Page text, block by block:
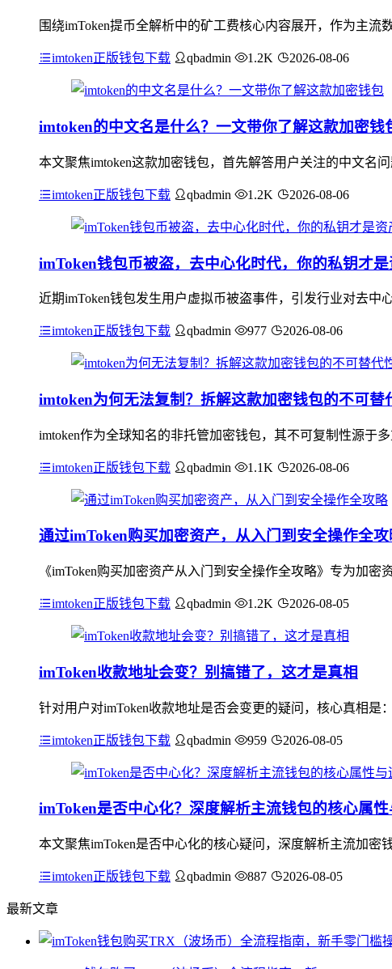
围绕imToken提币全解析中的矿工费核心内容展开，作为主
imtoken正版钱包下载 qbadmin 1.2K 2026-08-06
imtoken的中文名是什么？一文带你了解这款加密钱
本文聚焦imtoken这款加密钱包，首先解答用户关注的中文名
imtoken正版钱包下载 qbadmin 1.2K 2026-08-06
imToken钱包币被盗，去中心化时代，你的私钥才
近期imToken钱包发生用户虚拟币被盗事件，引发行业对去
imtoken正版钱包下载 qbadmin 977 2026-08-06
imtoken为何无法复制？拆解这款加密钱包的不可替
imtoken作为全球知名的非托管加密钱包，其不可复制性源于
imtoken正版钱包下载 qbadmin 1.1K 2026-08-06
通过imToken购买加密资产，从入门到安全操作全攻
《imToken购买加密资产从入门到安全操作全攻略》专为加
imtoken正版钱包下载 qbadmin 1.2K 2026-08-05
imToken收款地址会变？别搞错了，这才是真相
针对用户对imToken收款地址是否会变更的疑问，核心真相
imtoken正版钱包下载 qbadmin 959 2026-08-05
imToken是否中心化？深度解析主流钱包的核心属
本文聚焦imToken是否中心化的核心疑问，深度解析主流加
imtoken正版钱包下载 qbadmin 887 2026-08-05
最新文章